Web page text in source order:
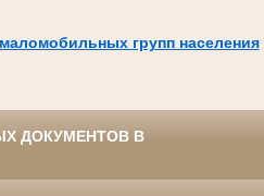
групп населения
ДОКУМЕНТОВ В